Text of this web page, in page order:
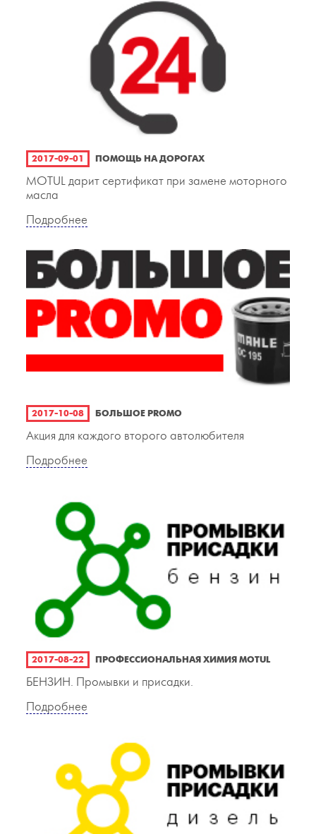
2017-09-01 ПОМОЩЬ НА ДОРОГАХ
MOTUL дарит сертификат при замене моторного
масла
Подробнее
2017-10-08 БОЛЬШОЕ PROMO
Акция для каждого второго автолюбителя
Подробнее
2017-08-22 ПРОФЕССИОНАЛЬНАЯ ХИМИЯ MOTUL
БЕНЗИН. Промывки и присадки.
Подробнее